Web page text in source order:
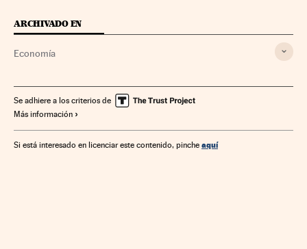
ARCHIVADO EN
Economía
Se adhiere a los criterios de
Más información
Si está interesado en licenciar este contenido, pinche aquí